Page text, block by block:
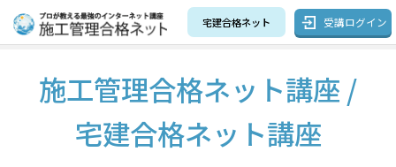
宅建合格ネット 受講ログイン
施工管理合格ネット講座 /
宅建合格ネット講座